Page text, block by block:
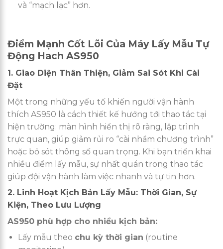
và “mạch lạc” hơn.
Điểm Mạnh Cốt Lõi Của Máy Lấy Mẫu Tự
Động Hach AS950
1. Giao Diện Thân Thiện, Giảm Sai Sót Khi Cài
Đặt
Một trong những yếu tố khiến người vận hành
thích AS950 là cách thiết kế hướng tới thao tác tại
hiện trường: màn hình hiển thị rõ ràng, lập trình
trực quan, giúp giảm rủi ro “cài nhầm chương trình”
hoặc bỏ sót thông số quan trọng. Khi bạn triển khai
nhiều điểm lấy mẫu, sự nhất quán trong thao tác
giúp đội vận hành làm việc nhanh và tự tin hơn.
2. Linh Hoạt Kịch Bản Lấy Mẫu: Thời Gian, Sự
Kiện, Theo Lưu Lượng
AS950 phù hợp cho nhiều kịch bản:
Lấy mẫu theo chu kỳ thời gian (routine